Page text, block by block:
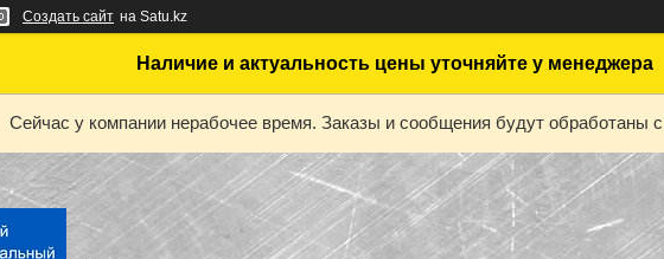
Создать сайт на Satu.kz
Наличие и актуальность цены уточняйте у менеджера
Сейчас у компании нерабочее время. Заказы и сообщения будут обработаны